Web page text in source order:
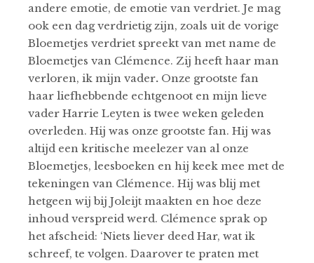
andere emotie, de emotie van verdriet. Je mag
ook een dag verdrietig zijn, zoals uit de vorige
Bloemetjes verdriet spreekt van met name de
Bloemetjes van Clémence. Zij heeft haar man
verloren, ik mijn vader. Onze grootste fan
haar liefhebbende echtgenoot en mijn lieve
vader Harrie Leyten is twee weken geleden
overleden. Hij was onze grootste fan. Hij was
altijd een kritische meelezer van al onze
Bloemetjes, leesboeken en hij keek mee met de
tekeningen van Clémence. Hij was blij met
hetgeen wij bij Joleijt maakten en hoe deze
inhoud verspreid werd. Clémence sprak op
het afscheid: ‘Niets liever deed Har, wat ik
schreef, te volgen. Daarover te praten met